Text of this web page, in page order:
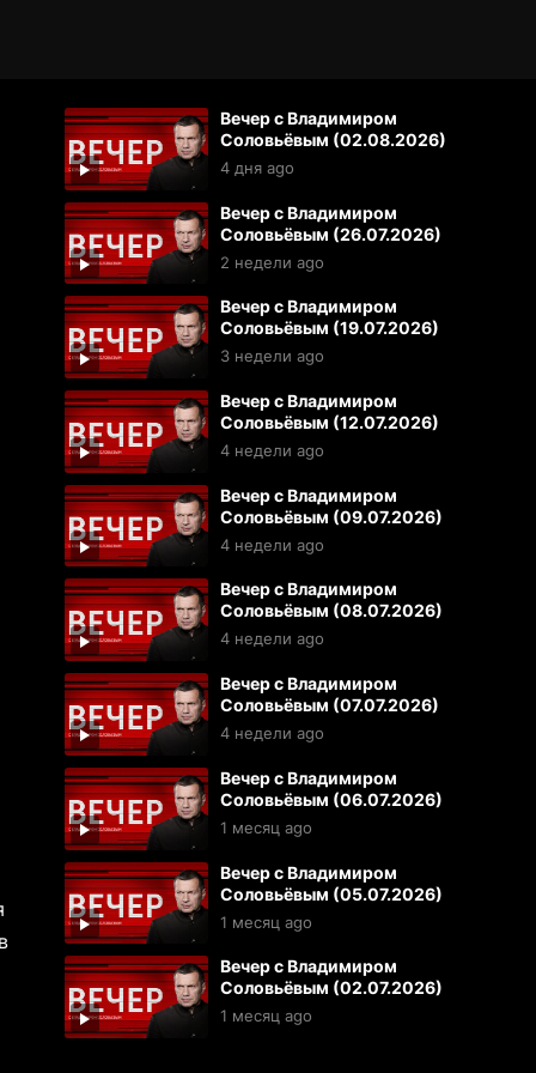
Вечер с Владимиром
Соловьёвым (02.08.2026)
4 дня ago
Вечер с Владимиром
Соловьёвым (26.07.2026)
2 недели ago
Вечер с Владимиром
Соловьёвым (19.07.2026)
3 недели ago
Вечер с Владимиром
Соловьёвым (12.07.2026)
4 недели ago
Вечер с Владимиром
Соловьёвым (09.07.2026)
4 недели ago
Вечер с Владимиром
Соловьёвым (08.07.2026)
4 недели ago
Вечер с Владимиром
Соловьёвым (07.07.2026)
4 недели ago
Вечер с Владимиром
Соловьёвым (06.07.2026)
1 месяц ago
Вечер с Владимиром
Соловьёвым (05.07.2026)
1 месяц ago
Вечер с Владимиром
Соловьёвым (02.07.2026)
1 месяц ago